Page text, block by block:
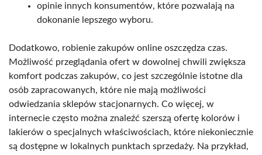
opinie innych konsumentów, które pozwalają na
dokonanie lepszego wyboru.
Dodatkowo, robienie zakupów online oszczędza czas.
Możliwość przeglądania ofert w dowolnej chwili zwiększa
komfort podczas zakupów, co jest szczególnie istotne dla
osób zapracowanych, które nie mają możliwości
odwiedzania sklepów stacjonarnych. Co więcej, w
internecie często można znaleźć szerszą ofertę kolorów i
lakierów o specjalnych właściwościach, które niekoniecznie
są dostępne w lokalnych punktach sprzedaży. Na przykład,